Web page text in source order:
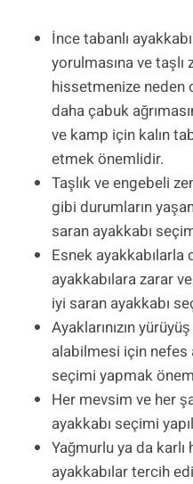
İnce tabanlı
yorulmasına ve
hissetmenize neden
daha çabuk
ve kamp için kalın
etmek önemlidir.
Taşlık ve engebeli
gibi durumların
saran ayakkabı
Esnek
ayakkabılara zarar
iyi saran ayakkabı
Ayaklarınızın
alabilmesi için nefes
seçimi yapmak
Her mevsim ve her
ayakkabı seçimi
Yağmurlu ya da
ayakkabılar tercih